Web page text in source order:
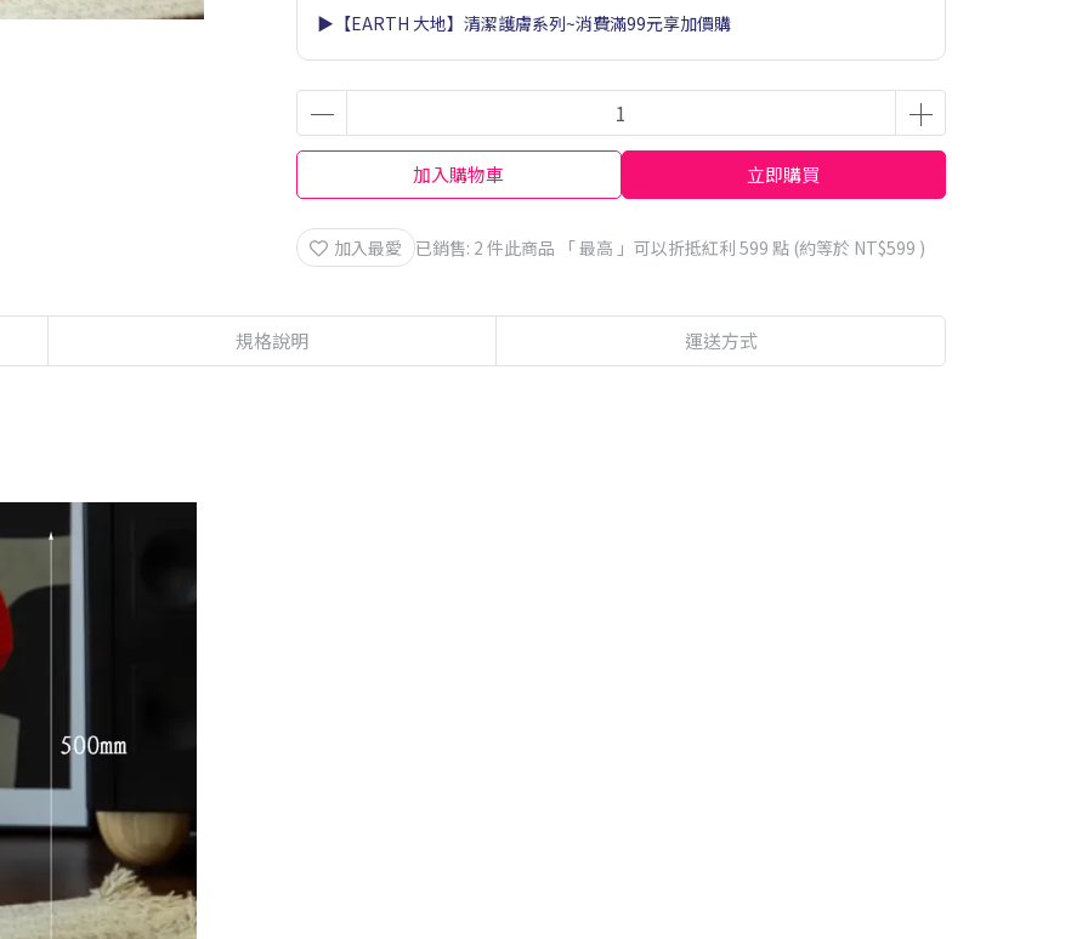
▶【EARTH 大地】清潔護膚系列~消費滿99元享加價購
加入購物車 立即購買
加入最愛 已銷售: 2 件此商品 「 最高 」可以折抵紅利 599 點 (約等於 NT$599 )
規格說明 運送方式